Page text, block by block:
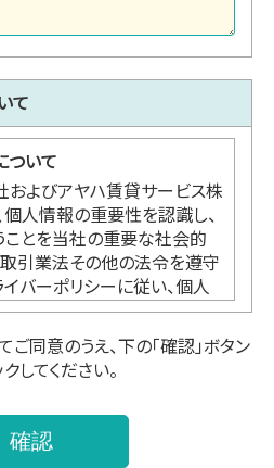
て
ついて
よびアヤハ賃貸サービス株
個人情報の重要性を認識し、
とを当社の重要な社会的
引業法その他の法令を遵守
イバーポリシーに従い、個人
保護に努めます。
氏名、住所、電話番号、電子
様個人を識別できる情報あ
同意のうえ、下の「確認」ボタン
してください。